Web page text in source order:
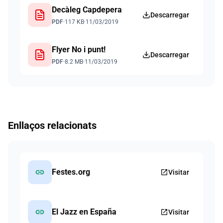
Decàleg Capdepera
PDF·117 KB·11/03/2019
Descarregar
Flyer No i punt!
PDF·8.2 MB·11/03/2019
Descarregar
Enllaços relacionats
link Festes.org open_in_newVisitar
link El Jazz en España open_in_newVisitar